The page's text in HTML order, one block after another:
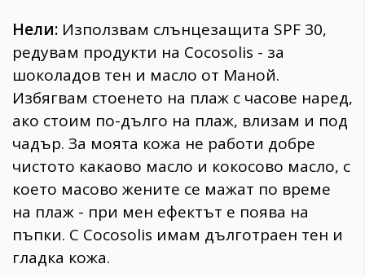
Нели: Използвам слънцезащита SPF 30,
редувам продукти на Cocosolis - за
шоколадов тен и масло от Маной.
Избягвам стоенето на плаж с часове наред,
ако стоим по-дълго на плаж, влизам и под
чадър. За моята кожа не работи добре
чистото какаово масло и кокосово масло, с
което масово жените се мажат по време
на плаж - при мен ефектът е поява на
пъпки. С Cocosolis имам дълготраен тен и
гладка кожа.